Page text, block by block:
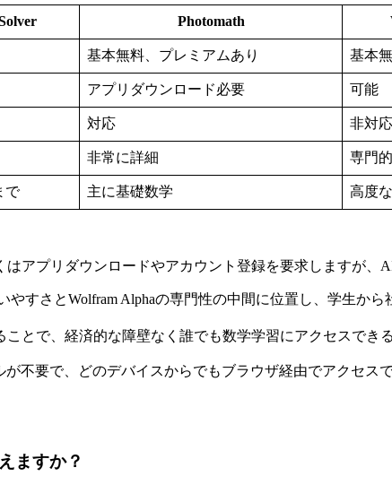
Photomath
基本無料、プレミアムあり 基本
アプリダウンロード必要 可能
対応 非対応
非常に詳細 専門的
で 主に基礎数学 高度
はアプリダウンロードやアカウント登録を要求しますが、
やすさとWolfram Alphaの専門性の中間に位置し、学生から
とで、経済的な障壁なく誰でも数学学習にアクセスでき
不要で、どのデバイスからでもブラウザ経由でアクセス
ますか？